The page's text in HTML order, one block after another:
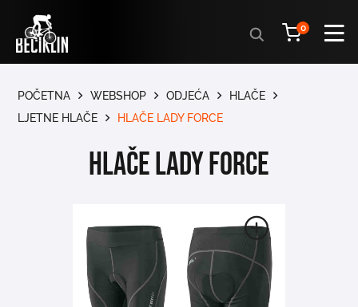
Products
search
0
POČETNA WEBSHOP ODJEĆA
HLAČE
LJETNE HLAČE
HLAČE LADY FORCE
HLAČE LADY FORCE